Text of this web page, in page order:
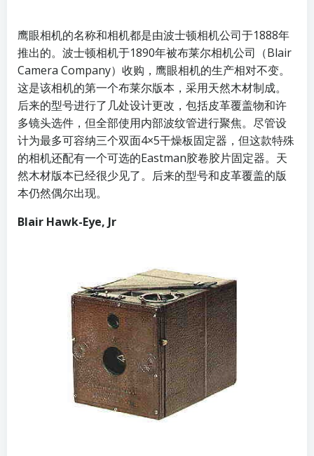
鹰眼相机的名称和相机都是由波士顿相机公司于1888年
推出的。波士顿相机于1890年被布莱尔相机公司（Blair
Camera Company）收购，鹰眼相机的生产相对不变。
这是该相机的第一个布莱尔版本，采用天然木材制成。
后来的型号进行了几处设计更改，包括皮革覆盖物和许
多镜头选件，但全部使用内部波纹管进行聚焦。尽管设
计为最多可容纳三个双面4×5干燥板固定器，但这款特殊
的相机还配有一个可选的Eastman胶卷胶片固定器。天
然木材版本已经很少见了。后来的型号和皮革覆盖的版
本仍然偶尔出现。
Blair Hawk-Eye, Jr